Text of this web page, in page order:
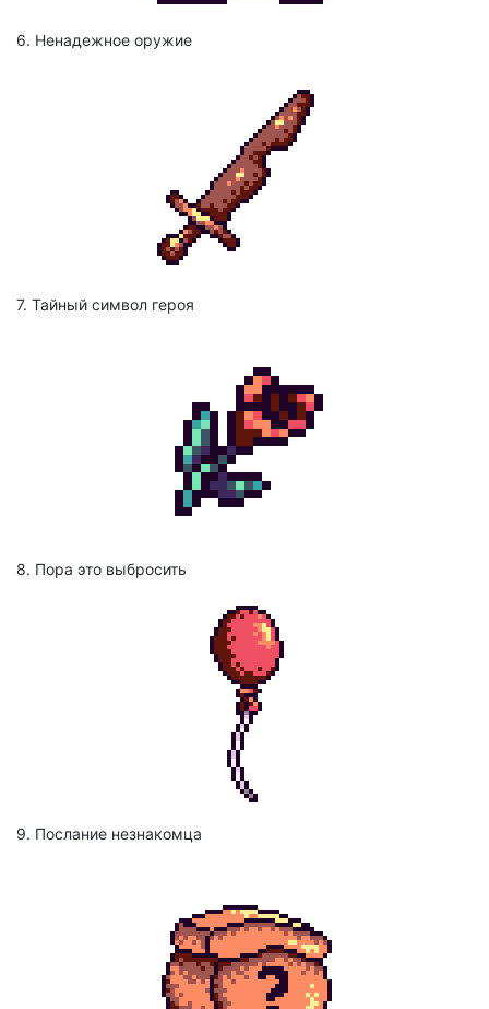
6. Ненадежное оружие
7. Тайный символ героя
8. Пора это выбросить
9. Послание незнакомца